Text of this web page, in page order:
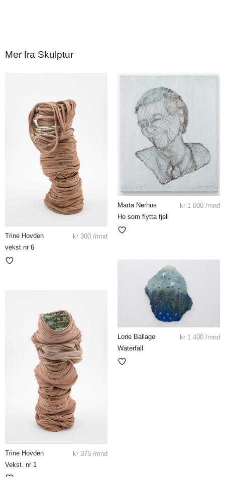
Mer fra Skulptur
Trine Hovden
vekst nr 6
kr 300 /mnd
Marta Nerhus
Ho som flytta fjell
kr 1 000 /mnd
Lorie Ballage
Waterfall
kr 1 400 /mnd
Trine Hovden
Vekst. nr 1
kr 375 /mnd